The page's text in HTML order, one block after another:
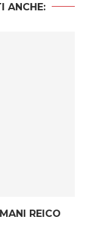
ANCHE:
REICO